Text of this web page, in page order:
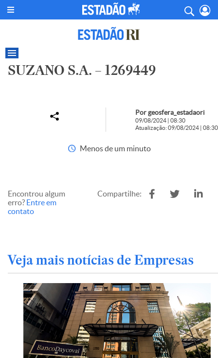
SUZANO S.A. – 1269449
Por geosfera_estadaori
09/08/2024 | 08:30
Atualização: 09/08/2024 | 08:30
Menos de um minuto
Encontrou algum
erro? Entre em
contato
Compartilhe:
Veja mais notícias de Empresas